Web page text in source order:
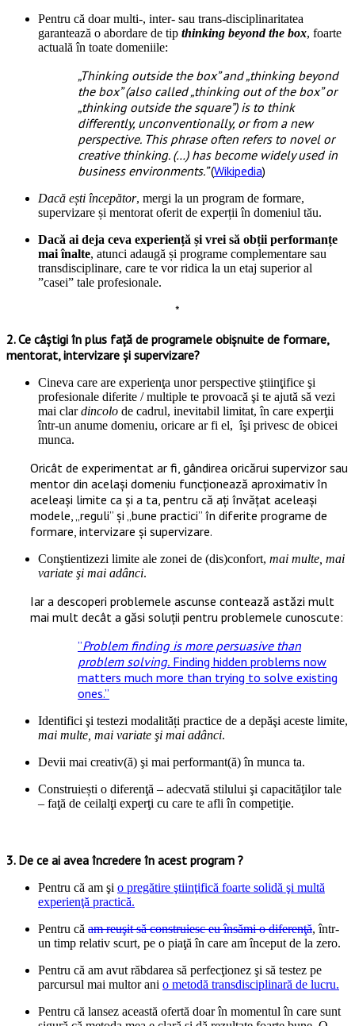
Pentru că doar multi-, inter- sau trans-disciplinaritatea
garantează o abordare de tip thinking beyond the box, foarte
actuală în toate domeniile:
„Thinking outside the box” and „thinking beyond
the box” (also called „thinking out of the box” or
„thinking outside the square”) is to think
differently, unconventionally, or from a new
perspective. This phrase often refers to novel or
creative thinking. (…) has become widely used in
business environments.”(Wikipedia)
Dacă ești începător, mergi la un program de formare,
supervizare și mentorat oferit de experții în domeniul tău.
Dacă ai deja ceva experiență și vrei să obții performanțe
mai înalte, atunci adaugă și programe complementare sau
transdisciplinare, care te vor ridica la un etaj superior al
”casei” tale profesionale.
*
2. Ce câştigi în plus faţă de programele obişnuite de formare,
mentorat, intervizare şi supervizare?
Cineva care are experienţa unor perspective ştiinţifice şi
profesionale diferite / multiple te provoacă şi te ajută să vezi
mai clardincolo de cadrul, inevitabil limitat, în care experţii
într-un anume domeniu, oricare ar fi el, îşi privesc de obicei
munca.
Oricât de experimentat ar fi, gândirea oricărui supervizor sau
mentor din același domeniu funcţionează aproximativ în
aceleaşi limite ca şi a ta, pentru că aţi învăţat aceleaşi
modele, „reguli” şi „bune practici” în diferite programe de
formare, intervizare şi supervizare.
Conştientizezi limite ale zonei de (dis)confort, mai multe, mai
variate şi mai adânci.
Iar a descoperi problemele ascunse contează astăzi mult
mai mult decât a găsi soluții pentru problemele cunoscute:
”Problem finding is more persuasive than
problem solving. Finding hidden problems now
matters much more than trying to solve existing
ones.”
Identifici şi testezi modalități practice de a depăşi aceste limite,
mai multe, mai variate şi mai adânci.
Devii mai creativ(ă) şi mai performant(ă) în munca ta.
Construiești o diferenţă – adecvată stilului şi capacităţilor tale
– faţă de ceilalţi experţi cu care te afli în competiţie.
3. De ce ai avea încredere în acest program ?
Pentru că am şi o pregătire ştiinţifică foarte solidă şi multă
experienţă practică.
Pentru că am reuşit să construiesc eu însămi o diferenţă, într-
un timp relativ scurt, pe o piaţă în care am început de la zero.
Pentru că am avut răbdarea să perfecţionez şi să testez pe
parcursul mai multor ani o metodă transdisciplinară de lucru.
Pentru că lansez această ofertă doar în momentul în care sunt